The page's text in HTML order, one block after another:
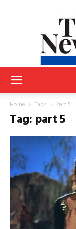
Home Tags Part 5
Tag: part 5